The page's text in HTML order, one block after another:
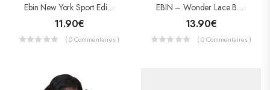
Ebin New York Sport Edition Wonder Lace Bond Maximum Hold 180ml
11.90€
( 0 Commentaires )
EBIN – Wonder Lace Bond Adhesive – Colle Pour Lace Wig Extreme Firm Hold – SENSITIVE
13.90€
( 0 Commentaires )